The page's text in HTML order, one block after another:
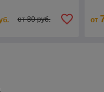
от 80 руб. от